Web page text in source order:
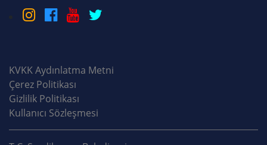
KVKK Aydınlatma Metni
Çerez Politikası
Gizlilik Politikası
Kullanıcı Sözleşmesi